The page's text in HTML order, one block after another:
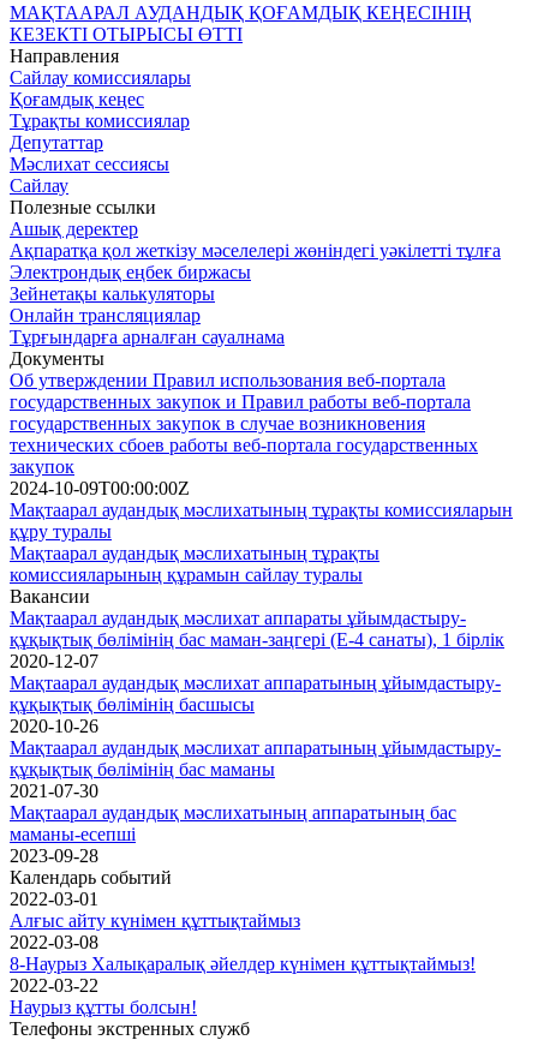
МАҚТААРАЛ АУДАНДЫҚ ҚОҒАМДЫҚ КЕҢЕСІНІҢ
КЕЗЕКТІ ОТЫРЫСЫ ӨТТІ
Направления
Сайлау комиссиялары
Қоғамдық кеңес
Тұрақты комиссиялар
Депутаттар
Мәслихат сессиясы
Сайлау
Полезные ссылки
Ашық деректер
Ақпаратқа қол жеткізу мәселелері жөніндегі уәкілетті тұлға
Электрондық еңбек биржасы
Зейнетақы калькуляторы
Онлайн трансляциялар
Тұрғындарға арналған сауалнама
Документы
Об утверждении Правил использования веб-портала
государственных закупок и Правил работы веб-портала
государственных закупок в случае возникновения
технических сбоев работы веб-портала государственных
закупок
2024-10-09T00:00:00Z
Мақтаарал аудандық мәслихатының тұрақты комиссияларын
құру туралы
Мақтаарал аудандық мәслихатының тұрақты
комиссияларының құрамын сайлау туралы
Вакансии
Мақтаарал аудандық мәслихат аппараты ұйымдастыру-
құқықтық бөлімінің бас маман-заңгері (Е-4 санаты), 1 бірлік
2020-12-07
Мақтаарал аудандық мәслихат аппаратының ұйымдастыру-
құқықтық бөлімінің басшысы
2020-10-26
Мақтаарал аудандық мәслихат аппаратының ұйымдастыру-
құқықтық бөлімінің бас маманы
2021-07-30
Мақтаарал аудандық мәслихатының аппаратының бас
маманы-есепші
2023-09-28
Календарь событий
2022-03-01
Алғыс айту күнімен құттықтаймыз
2022-03-08
8-Наурыз Халықаралық әйелдер күнімен құттықтаймыз!
2022-03-22
Наурыз құтты болсын!
Телефоны экстренных служб